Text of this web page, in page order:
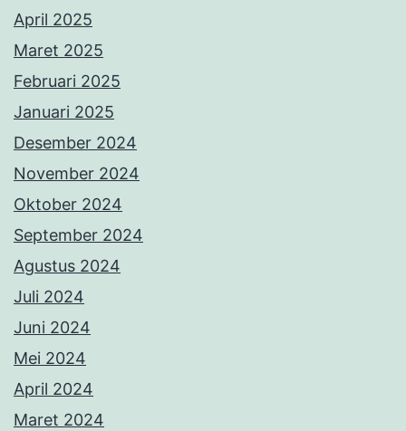
April 2025
Maret 2025
Februari 2025
Januari 2025
Desember 2024
November 2024
Oktober 2024
September 2024
Agustus 2024
Juli 2024
Juni 2024
Mei 2024
April 2024
Maret 2024